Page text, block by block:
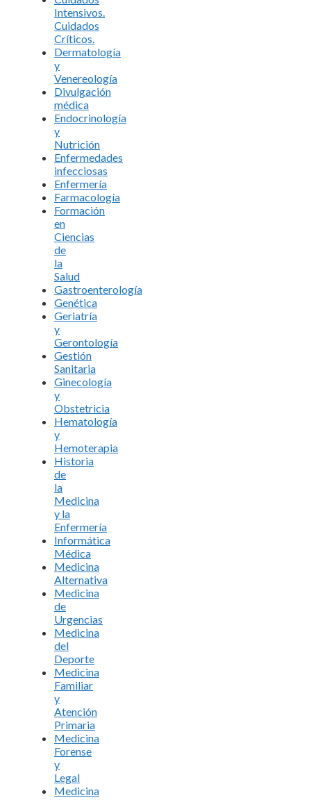
Intensivos.
Cuidados
Críticos.
Dermatología
y
Venereología
Divulgación
médica
Endocrinología
y
Nutrición
Enfermedades
infecciosas
Enfermería
Farmacología
Formación
en
Ciencias
de
la
Salud
Gastroenterología
Genética
Geriatría
y
Gerontología
Gestión
Sanitaria
Ginecología
y
Obstetricia
Hematología
y
Hemoterapia
Historia
de
la
Medicina
y la
Enfermería
Informática
Médica
Medicina
Alternativa
Medicina
de
Urgencias
Medicina
del
Deporte
Medicina
Familiar
y
Atención
Primaria
Medicina
Forense
y
Legal
Medicina